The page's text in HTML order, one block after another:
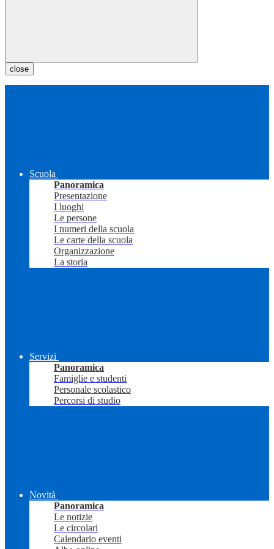
close
Scuola
Panoramica
Presentazione
I luoghi
Le persone
I numeri della scuola
Le carte della scuola
Organizzazione
La storia
Servizi
Panoramica
Famiglie e studenti
Personale scolastico
Percorsi di studio
Novità
Panoramica
Le notizie
Le circolari
Calendario eventi